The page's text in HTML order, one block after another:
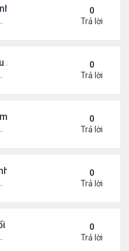
búp bê bỏ showbiz lấy
0
Trả lời
0
Trả lời
bên bf doanh nhân
0
Trả lời
Tuyết đi sự kiện
0
Trả lời
tiếng bị tịch thu quang gánh
0
Trả lời